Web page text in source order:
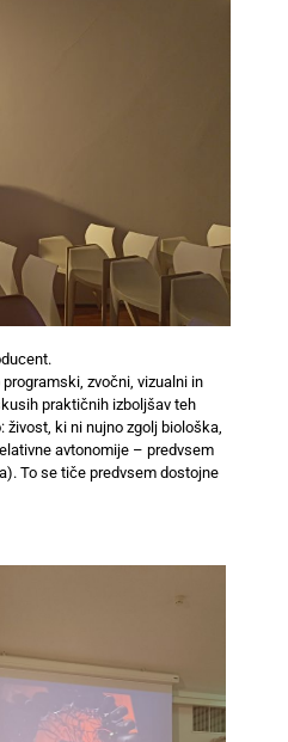
zvočni, vizualni in
praktičnih izboljšav teh
ki ni nujno zgolj biološka,
avtonomije – predvsem
To se tiče predvsem dostojne